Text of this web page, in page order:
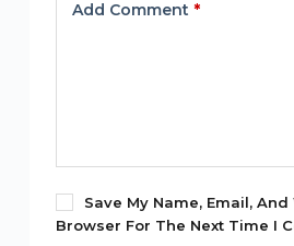
Add Comment *
Save My Name, Email,
Browser For The Next Time I